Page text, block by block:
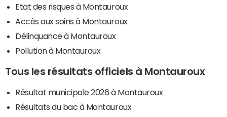
Etat des risques à Montauroux
Accès aux soins à Montauroux
Délinquance à Montauroux
Pollution à Montauroux
Tous les résultats officiels à Montauroux
Résultat municipale 2026 à Montauroux
Résultats du bac à Montauroux